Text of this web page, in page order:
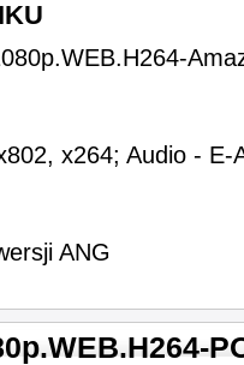
x264; Audio - E-
ANG